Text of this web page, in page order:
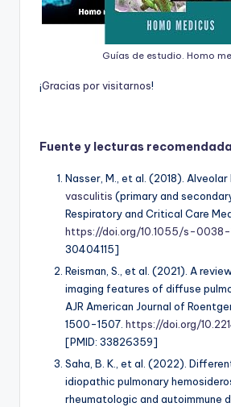
Guías de estudio. Homo
¡Gracias porvisitarnos!
Fuente y lecturas
Nasser, M., et al. (2018). Alveolar
vasculitis (primary and
Respiratory and Critical Care
https://doi.org/10.1055/s-0038-
30404115]
Reisman, S., et al. (2021). A
imaging features of diffuse
AJR American Journal of
1500-1507. https://doi.org/
[PMID: 33826359]
Saha, B. K., et al. (2022).
idiopathic pulmonary
rheumatologic and autoimmune